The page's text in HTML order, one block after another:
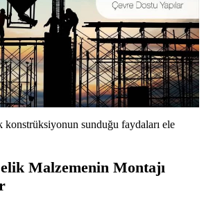
konstrüksiyonun sunduğu faydaları ele
Malzemenin Montajı